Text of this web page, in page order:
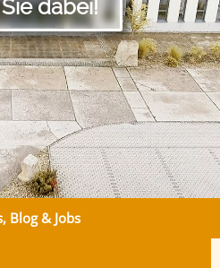
dabei!
Blog & Jobs